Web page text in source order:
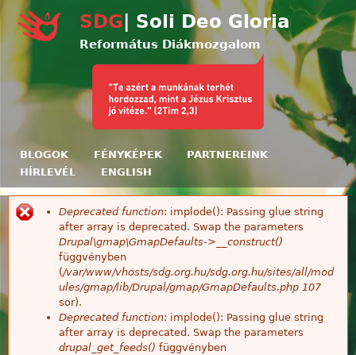
Ugrás a tartalomra
SDG | Soli Deo Gloria
Református Diákmozgalom
BLOGOK FÉNYKÉPEK
PARTNEREINK
HÍRLEVÉL
ENGLISH
Hibaüzenet
Deprecated function: implode(): Passing glue string
after array is deprecated. Swap the parameters
Drupal\gmap\GmapDefaults->__construct()
függvényben
(/var/www/vhosts/sdg.org.hu/sdg.org.hu/sites/all/mod
ules/gmap/lib/Drupal/gmap/GmapDefaults.php 107
sor).
Deprecated function: implode(): Passing glue string
after array is deprecated. Swap the parameters
drupal_get_feeds() függvényben